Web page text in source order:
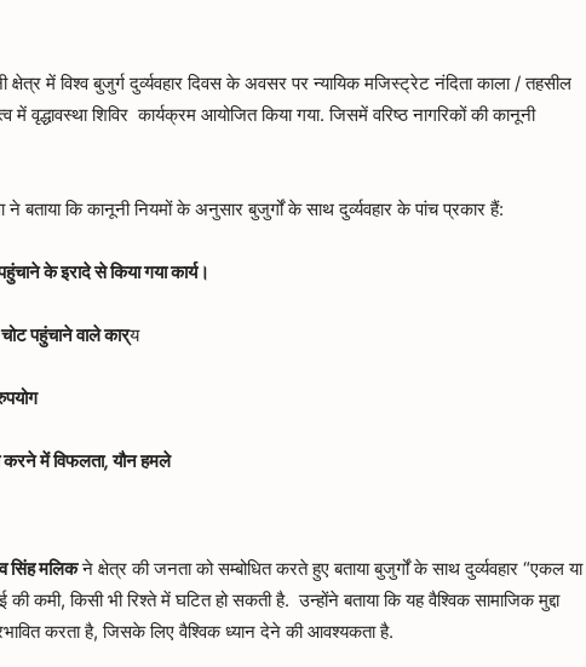
में विश्व बुजुर्ग दुर्व्यवहार दिवस के अवसर पर न्यायिक मजिस्ट्रेट नंदिता काला / तहसील
वृद्धावस्था शिविर कार्यक्रम आयोजित किया गया. जिसमें वरिष्ठ नागरिकों की कानूनी
ने बताया कि कानूनी नियमों के अनुसार बुजुर्गों के साथ दुर्व्यवहार के पांच प्रकार हैं:
पहुंचाने के इरादे से किया गया कार्य।
चोट पहुंचाने वाले कार्य
करनेमेंविफलता,यौनहमले
सिंहमलिकने क्षेत्र की जनता को सम्बोधित करते हुए बताया बुजुर्गों के साथ दुर्व्यवहार “एकल या
की कमी, किसी भी रिश्ते में घटित हो सकती है. उन्होंने बताया कि यह वैश्विक सामाजिक मुद्दा
करता है, जिसके लिए वैश्विक ध्यान देने की आवश्यकता है.